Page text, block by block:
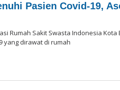
Pasien Covid-19,
Rumah Sakit Swasta Indonesia Kota
yang dirawat di rumah